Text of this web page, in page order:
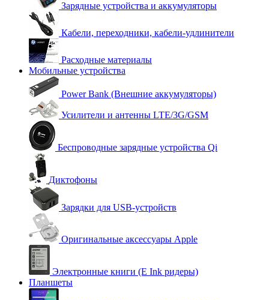
Зарядные устройства и аккумуляторы
Кабели, переходники, кабели-удлинители
Расходные материалы
Мобильные устройства
Power Bank (Внешние аккумуляторы)
Усилители и антенны LTE/3G/GSM
Беспроводные зарядные устройства Qi
Диктофоны
Зарядки для USB-устройств
Оригинальные аксессуары Apple
Электронные книги (E Ink ридеры)
Планшеты